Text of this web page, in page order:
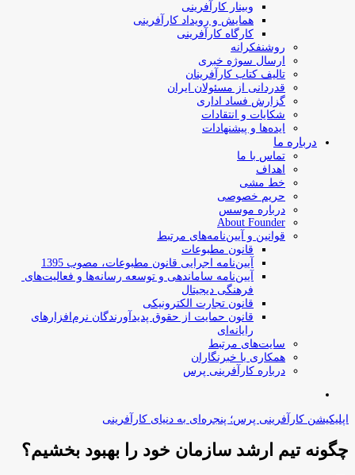
وبینار کارآفرینی
همایش و رویداد کارآفرینی
کارگاه کارآفرینی
روشنفکرانه
ارسال سوژه‌ خبری
تالیف کتاب کارآفرینان
قدردانی از مسئولان ایران
گزارش فساد اداری
شکایات و انتقادات
ایده‌ها و پیشنهادات
درباره ما
تماس با ما
اهداف
خط مشی
حریم خصوصی
درباره موسس
About Founder
قوانین و آیین‌نامه‌های مرتبط
‌قانون مطبوعات
آیین‌نامه اجرایی قانون مطبوعات، مصوب 1395
آیین‌نامه سامان­دهی و توسعه رسانه­‌ها و فعالیت‌­های
فرهنگی دیجیتال
قانون تجارت الکترونیکی
قانون حمایت از حقوق پدیدآورندگان نرم‌افزارهای
رایانه‌ای
سایت‌های مرتبط
همکاری با خبرنگاران
درباره کارآفرینی پرس
اپلیکیشن کارآفرینی پرس؛ پنجره‌ای به دنیای کارآفرینی
چگونه تیم ارشد سازمان خود را بهبود بخشیم؟